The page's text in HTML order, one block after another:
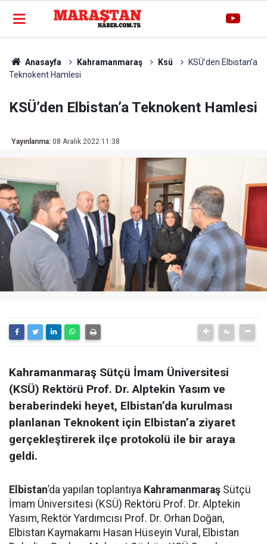
Anasayfa Kahramanmaraş Ksü
KSÜ’den Elbistan’a
Teknokent Hamlesi
KSÜ’den Elbistan’a Teknokent Hamlesi
Yayınlanma: 08 Aralık 2022 11:38
Kahramanmaraş Sütçü İmam Üniversitesi
(KSÜ) Rektörü Prof. Dr. Alptekin Yasım ve
beraberindeki heyet, Elbistan’da kurulması
planlanan Teknokent için Elbistan’a ziyaret
gerçekleştirerek ilçe protokolü ile bir araya
geldi.
Elbistan’da yapılan toplantıya Kahramanmaraş Sütçü
İmam Üniversitesi (KSÜ) Rektörü Prof. Dr. Alptekin
Yasım, Rektör Yardımcısı Prof. Dr. Orhan Doğan,
Elbistan Kaymakamı Hasan Hüseyin Vural, Elbistan